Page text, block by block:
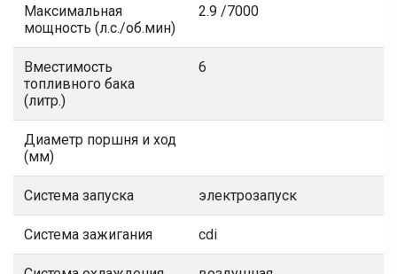
Максимальная
мощность (л.с./об.мин)
2.9 /7000
Вместимость
топливного бака
(литр.)
6
Диаметр поршня и ход
(мм)
Система запуска электрозапуск
Система зажигания cdi